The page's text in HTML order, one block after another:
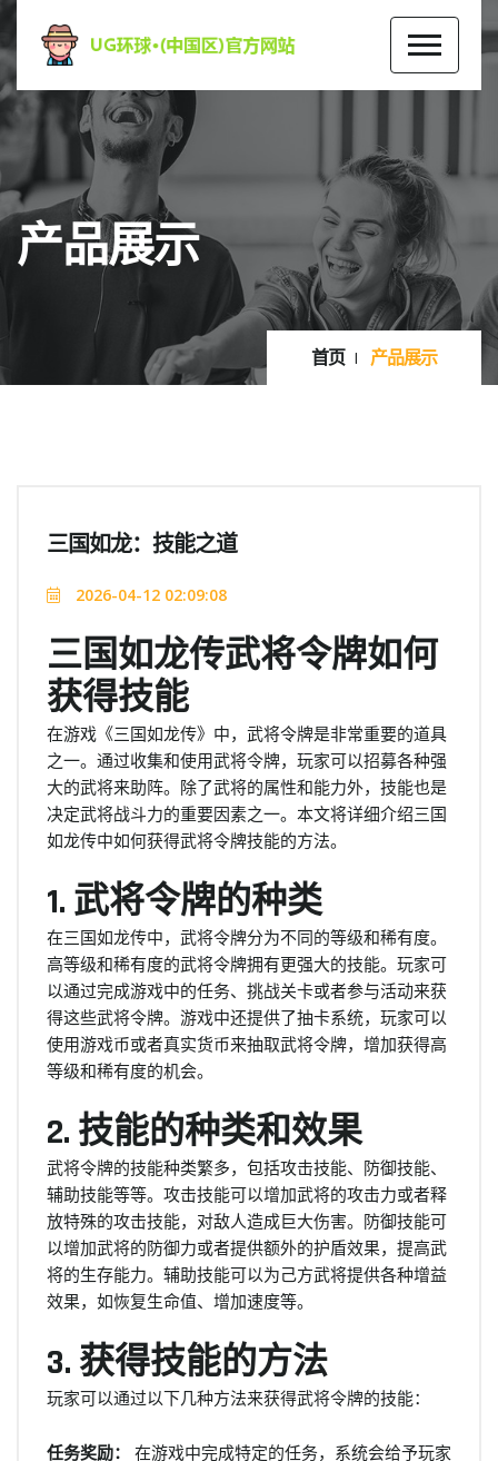
产品展示
首页 产品展示
三国如龙：技能之道
2026-04-12 02:09:08
三国如龙传武将令牌如何
获得技能
在游戏《三国如龙传》中，武将令牌是非常重要的道具
之一。通过收集和使用武将令牌，玩家可以招募各种强
大的武将来助阵。除了武将的属性和能力外，技能也是
决定武将战斗力的重要因素之一。本文将详细介绍三国
如龙传中如何获得武将令牌技能的方法。
1. 武将令牌的种类
在三国如龙传中，武将令牌分为不同的等级和稀有度。
高等级和稀有度的武将令牌拥有更强大的技能。玩家可
以通过完成游戏中的任务、挑战关卡或者参与活动来获
得这些武将令牌。游戏中还提供了抽卡系统，玩家可以
使用游戏币或者真实货币来抽取武将令牌，增加获得高
等级和稀有度的机会。
2. 技能的种类和效果
武将令牌的技能种类繁多，包括攻击技能、防御技能、
辅助技能等等。攻击技能可以增加武将的攻击力或者释
放特殊的攻击技能，对敌人造成巨大伤害。防御技能可
以增加武将的防御力或者提供额外的护盾效果，提高武
将的生存能力。辅助技能可以为己方武将提供各种增益
效果，如恢复生命值、增加速度等。
3. 获得技能的方法
玩家可以通过以下几种方法来获得武将令牌的技能：
任务奖励：
在游戏中完成特定的任务，系统会给予玩家